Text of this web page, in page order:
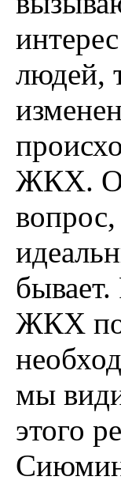
людей,
ЖКХ.
вопрос,
ЖКХ
мы
этого